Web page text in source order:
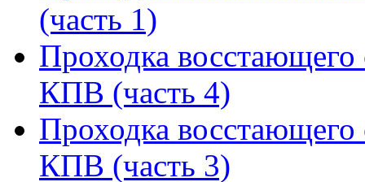
(часть 1)
Проходка
КПВ (часть 4)
Проходка
КПВ (часть 3)